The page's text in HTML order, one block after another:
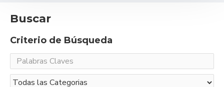
Buscar
Criterio de Búsqueda